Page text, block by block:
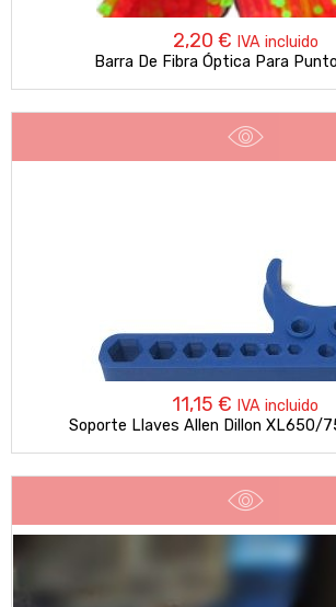
2,20 € IVA incluido
Barra De Fibra Óptica Para
11,15 € IVA incluido
Soporte Llaves Allen Dillon XL650/